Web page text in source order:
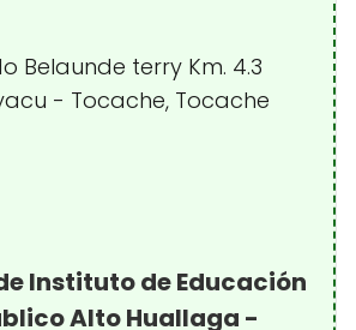
Belaunde terry Km. 4.3
- Tocache, Tocache
Instituto de Educación
Alto Huallaga -